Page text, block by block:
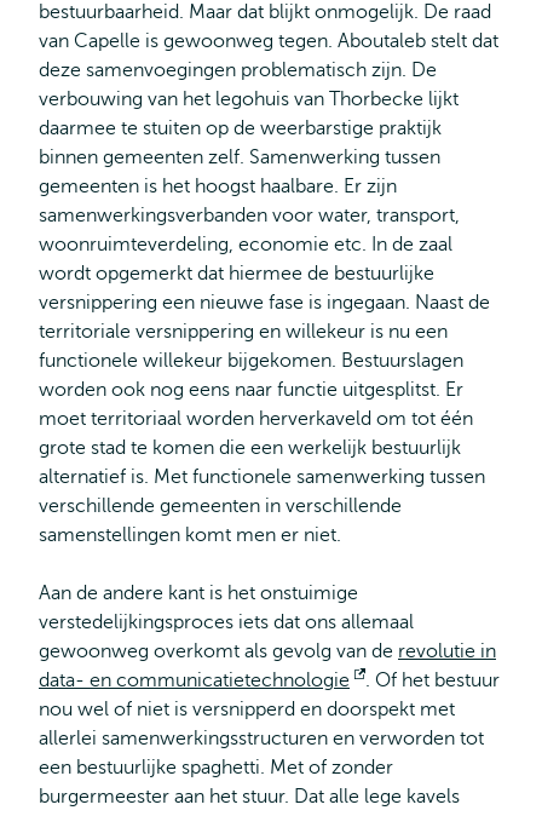
bestuurbaarheid. Maar dat blijkt onmogelijk. De raad
van Capelle is gewoonweg tegen. Aboutaleb stelt dat
deze samenvoegingen problematisch zijn. De
verbouwing van het legohuis van Thorbecke lijkt
daarmee te stuiten op de weerbarstige praktijk
binnen gemeenten zelf. Samenwerking tussen
gemeenten is het hoogst haalbare. Er zijn
samenwerkingsverbanden voor water, transport,
woonruimteverdeling, economie etc. In de zaal
wordt opgemerkt dat hiermee de bestuurlijke
versnippering een nieuwe fase is ingegaan. Naast de
territoriale versnippering en willekeur is nu een
functionele willekeur bijgekomen. Bestuurslagen
worden ook nog eens naar functie uitgesplitst. Er
moet territoriaal worden herverkaveld om tot één
grote stad te komen die een werkelijk bestuurlijk
alternatief is. Met functionele samenwerking tussen
verschillende gemeenten in verschillende
samenstellingen komt men er niet.
Aan de andere kant is het onstuimige
verstedelijkingsproces iets dat ons allemaal
gewoonweg overkomt als gevolg van de revolutie in
data- en communicatietechnologie
Opent
extern
. Of het bestuur
nou wel of niet is versnipperd en doorspekt met
allerlei samenwerkingsstructuren en verworden tot
een bestuurlijke spaghetti. Met of zonder
burgermeester aan het stuur. Dat alle lege kavels